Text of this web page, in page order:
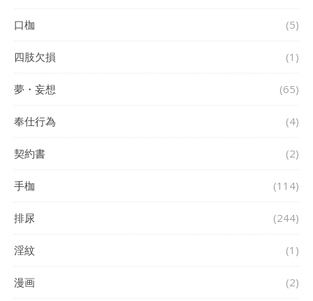
口枷 (5)
四肢欠損 (1)
夢・妄想 (65)
奉仕行為 (4)
契約書 (2)
手枷 (114)
排尿 (244)
淫紋 (1)
漫画 (2)